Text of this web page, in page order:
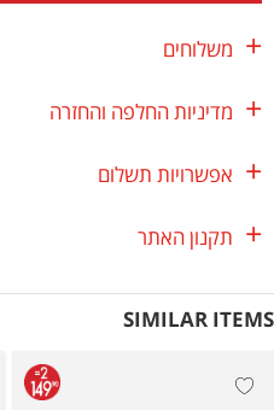
משלוחים
מדיניות החלפה והחזרה
אפשרויות תשלום
תקנון האתר
SIMILAR ITEMS